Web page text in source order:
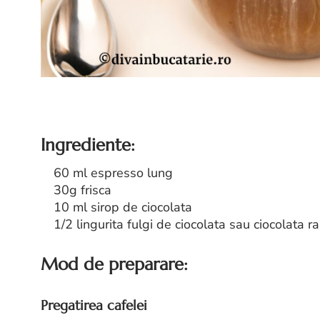
Ingrediente:
60 ml espresso lung
30g frisca
10 ml sirop de ciocolata
1/2 lingurita fulgi de ciocolata sau ciocolata
Mod de preparare:
Pregatirea cafelei